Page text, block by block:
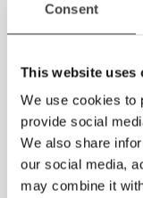
Consent
This website uses
We use cookies to
provide social
We also share
our social media,
may combine it
2016
2015
2014
2013
2012